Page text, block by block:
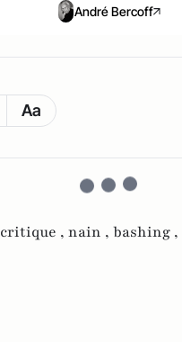
André Bercoff
Aa
critique , nain , bashing ,